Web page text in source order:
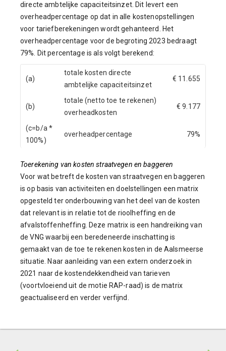
directe ambtelijke capaciteitsinzet. Dit levert een
overheadpercentage op dat in alle kostenopstellingen
voor tariefberekeningen wordt gehanteerd. Het
overheadpercentage voor de begroting 2023 bedraagt
79%. Dit percentage is als volgt berekend:
(a)
totale kosten directe
ambtelijke capaciteitsinzet
€ 11.655
(b)
totale (netto toe te rekenen)
overheadkosten
€ 9.177
(c=b/a *
100%)
overheadpercentage 79%
Toerekening van kosten straatvegen en baggeren
Voor wat betreft de kosten van straatvegen en baggeren
is op basis van activiteiten en doelstellingen een matrix
opgesteld ter onderbouwing van het deel van de kosten
dat relevant is in relatie tot de rioolheffing en de
afvalstoffenheffing. Deze matrix is een handreiking van
de VNG waarbij een beredeneerde inschatting is
gemaakt van de toe te rekenen kosten in de Aalsmeerse
situatie. Naar aanleiding van een extern onderzoek in
2021 naar de kostendekkendheid van tarieven
(voortvloeiend uit de motie RAP-raad) is de matrix
geactualiseerd en verder verfijnd.